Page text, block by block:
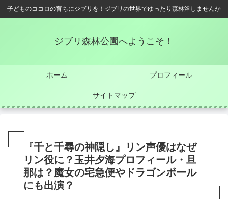
子どものココロの育ちにジブリを！ジブリの世界でゆったり森林浴しませんか
ジブリ森林公園へようこそ！
ホーム プロフィール
サイトマップ
『千と千尋の神隠し』リン声優はなぜ
リン役に？玉井夕海プロフィール・旦
那は？魔女の宅急便やドラゴンボール
にも出演？